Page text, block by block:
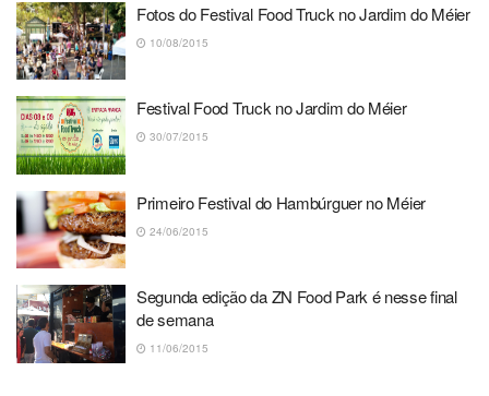
Fotos do Festival Food Truck no Jardim do Méier
10/08/2015
Festival Food Truck no Jardim do Méier
30/07/2015
Primeiro Festival do Hambúrguer no Méier
24/06/2015
Segunda edição da ZN Food Park é nesse final
de semana
11/06/2015